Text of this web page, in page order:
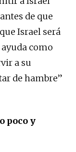
de que
Israel será
como
a su
de hambre”
poco y